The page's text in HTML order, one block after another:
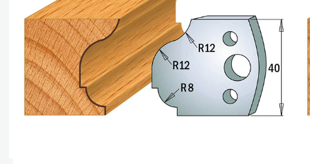
Sammenlign
Legg i ønskeliste
Beskrivelse
Spesifikasjoner